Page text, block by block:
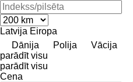
Latvija Eiropa
Dānija
Polija
Vācija
parādīt visu
parādīt visu
Cena